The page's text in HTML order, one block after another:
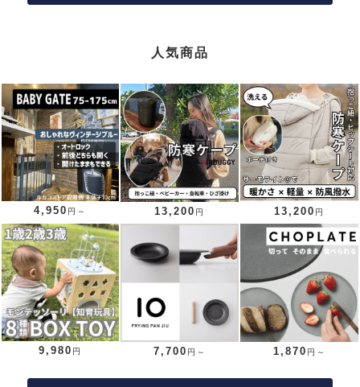
人気商品
4,950 円～ 13,200 円 13,200 円
9,980 円 7,700 円～ 1,870 円～